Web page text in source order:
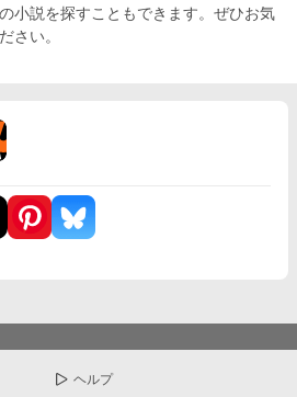
小説を探すこともできます。ぜひお気
さい。
ヘルプ